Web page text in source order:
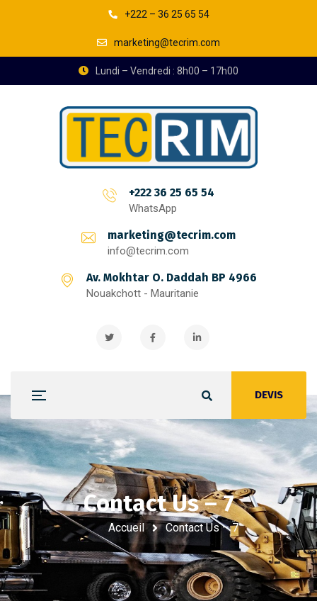
+222 – 36 25 65 54
marketing@tecrim.com
Lundi – Vendredi : 8h00 – 17h00
+222 36 25 65 54
WhatsApp
marketing@tecrim.com
info@tecrim.com
Av. Mokhtar O. Daddah BP 4966
Nouakchott - Mauritanie
DEVIS
Contact Us – 7
Contact Us – 7